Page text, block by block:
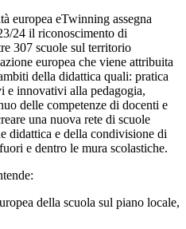
europea eTwinning assegna
24 il riconoscimento di
307 scuole sul territorio
europea che viene attribuita
della didattica quali: pratica
e innovativi alla pedagogia,
delle competenze di docenti e
una nuova rete di scuole
didattica e della condivisione di
e dentro le mura scolastiche.
della scuola sul piano locale,